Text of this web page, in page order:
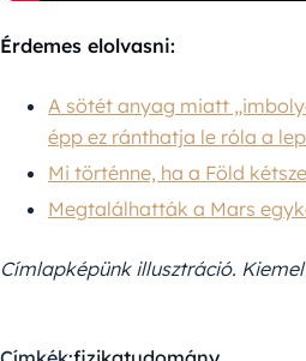
Érdemes elolvasni:
A sötét anyag miatt
épp ez ránthatja le róla a
Mi történne, ha a Föld
Megtalálhatták a Mars
Címlapképünk illusztráció.